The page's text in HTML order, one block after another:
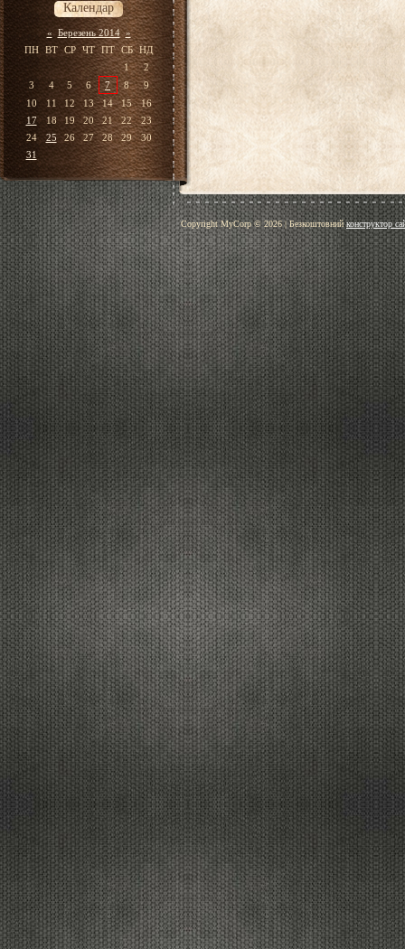
Календар
« Березень 2014 »
ПН
ВТ СР ЧТ ПТ СБ
НД
1
2
3
4 5 6 7 8
9
10
11 12 13 14 15
16
17
18 19 20 21 22
23
24
25 26 27 28 29
30
31
Copyright MyCorp © 2026|Безкоштовнийконструктор